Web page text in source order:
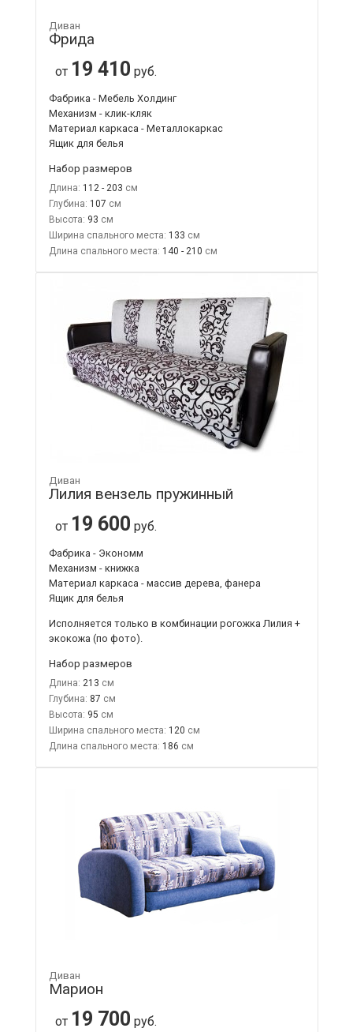
Диван
Фрида
от 19 410 руб.
Фабрика - Мебель Холдинг
Механизм - клик-кляк
Материал каркаса - Металлокаркас
Ящик для белья
Набор размеров
Длина: 112 - 203
Глубина: 107
Высота: 93
Ширина спального места: 133
Длина спального места: 140 - 210
Диван
Лилия вензель пружинный
от 19 600 руб.
Фабрика - Экономм
Механизм - книжка
Материал каркаса - массив дерева, фанера
Ящик для белья
Исполняется только в комбинации рогожка Лилия +
экокожа (по фото).
Набор размеров
Длина: 213
Глубина: 87
Высота: 95
Ширина спального места: 120
Длина спального места: 186
Диван
Марион
от 19 700 руб.